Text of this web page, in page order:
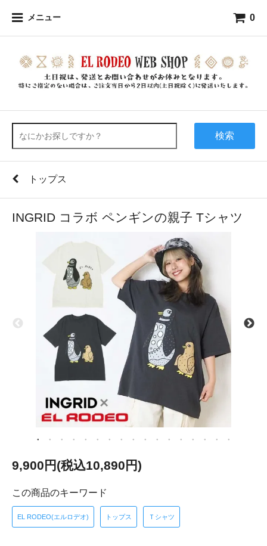
メニュー 0
検索
トップス
INGRID コラボ ペンギンの親子 Tシャツ
9,900円(税込10,890円)
この商品のキーワード
EL RODEO(エルロデオ) トップス Ｔシャツ